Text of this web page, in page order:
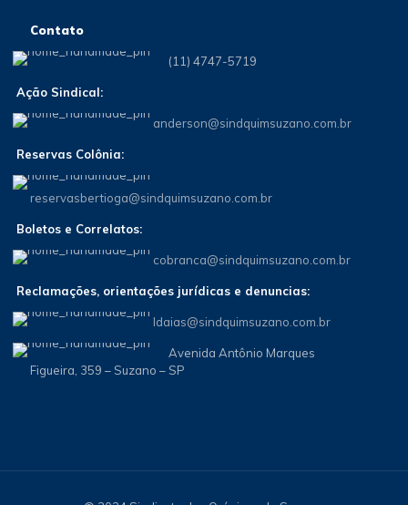
Contato
(11) 4747-5719
Ação Sindical:
anderson@sindquimsuzano.com.br
Reservas Colônia:
reservasbertioga@sindquimsuzano.com.br
Boletos e Correlatos:
cobranca@sindquimsuzano.com.br
Reclamações, orientações jurídicas e denuncias:
Idaias@sindquimsuzano.com.br
Avenida Antônio Marques
Figueira, 359 – Suzano – SP